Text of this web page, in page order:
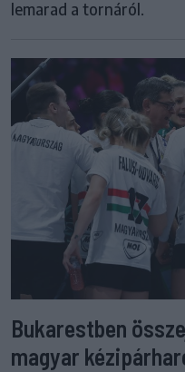
lemarad a tornáról.
Bukarestben
magyar